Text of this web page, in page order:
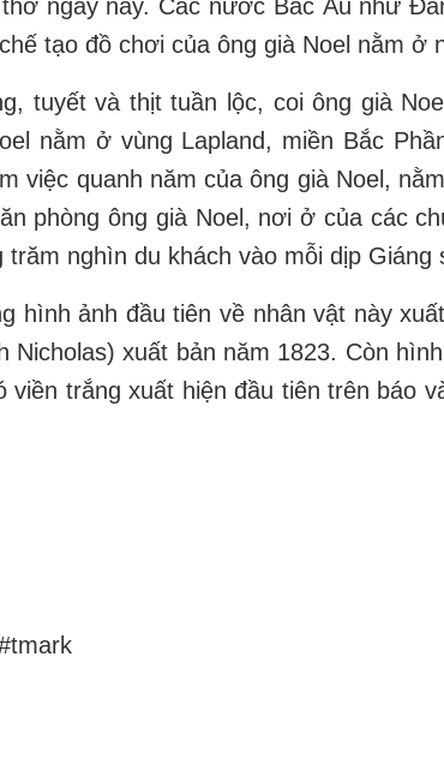
ngây này. Các nước Bắc Âu như
tạo đồ chơi của ông già Noel nằm ở
tuyết và thịt tuần lộc, coi ông già
nằm ở vùng Lapland, miền Bắc
việc quanh năm của ông già Noel,
phòng ông già Noel, nơi ở của các
nghìn du khách vào mỗi dịp Giáng
hình ảnh đầu tiên về nhân vật này
Nicholas) xuất bản năm 1823. Còn
trắng xuất hiện đầu tiên trên báo